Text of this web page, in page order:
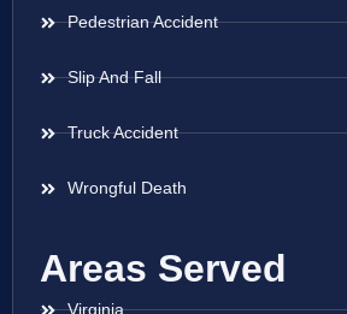
Pedestrian Accident
Slip And Fall
Truck Accident
Wrongful Death
Areas Served
Virginia